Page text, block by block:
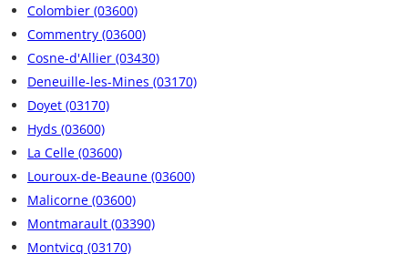
Colombier (03600)
Commentry (03600)
Cosne-d'Allier (03430)
Deneuille-les-Mines (03170)
Doyet (03170)
Hyds (03600)
La Celle (03600)
Louroux-de-Beaune (03600)
Malicorne (03600)
Montmarault (03390)
Montvicq (03170)